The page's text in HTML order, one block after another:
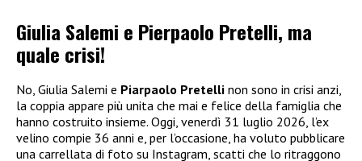
Giulia Salemi e Pierpaolo Pretelli, ma
quale crisi!
No, Giulia Salemi e Piarpaolo Pretelli non sono in crisi anzi,
la coppia appare più unita che mai e felice della famiglia che
hanno costruito insieme. Oggi, venerdì 31 luglio 2026, l’ex
velino compie 36 anni e, per l’occasione, ha voluto pubblicare
una carrellata di foto su Instagram, scatti che lo ritraggono